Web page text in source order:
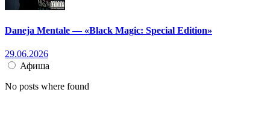
Daneja Mentale — «Black Magic: Special Edition»
29.06.2026
Афиша
No posts where found